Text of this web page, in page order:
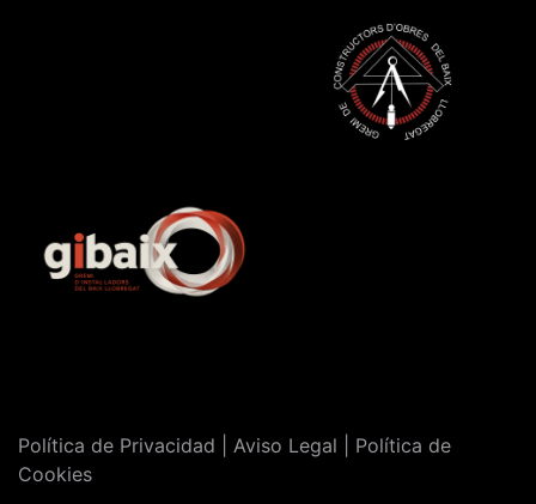
Política de Privacidad | Aviso Legal | Política de
Cookies